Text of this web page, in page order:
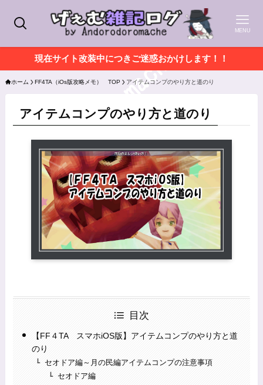
MENU
現在サイト改装中につきご迷惑おかけします！！
ホーム FF4TA（iOs版攻略メモ） TOP アイテムコンプのやり方と道のり
アイテムコンプのやり方と道のり
目次
【FF４TA スマホiOS版】アイテムコンプのやり方と道
のり
セオドア編～月の民編アイテムコンプの注意事項
セオドア編